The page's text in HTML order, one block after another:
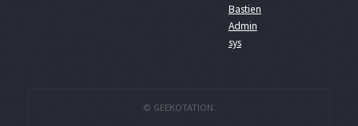
Bastien
Admin
sys
© GEEKOTATION.